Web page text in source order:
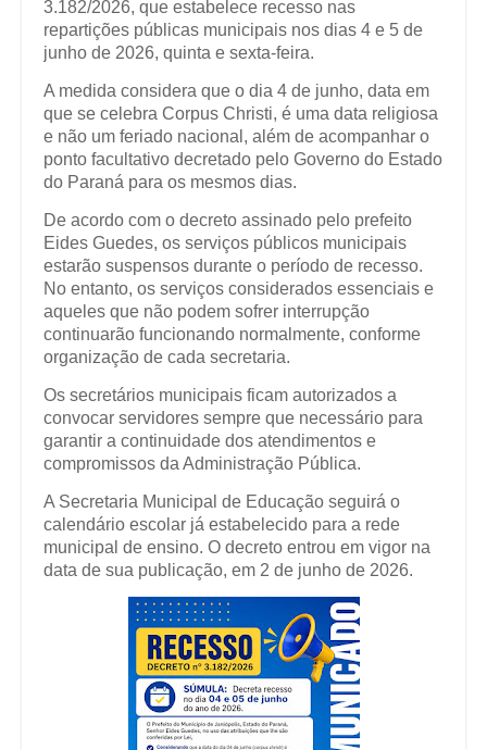
3.182/2026, que estabelece recesso nas
repartições públicas municipais nos dias 4 e 5 de
junho de 2026, quinta e sexta-feira.
A medida considera que o dia 4 de junho, data em
que se celebra Corpus Christi, é uma data religiosa
e não um feriado nacional, além de acompanhar o
ponto facultativo decretado pelo Governo do Estado
do Paraná para os mesmos dias.
De acordo com o decreto assinado pelo prefeito
Eides Guedes, os serviços públicos municipais
estarão suspensos durante o período de recesso.
No entanto, os serviços considerados essenciais e
aqueles que não podem sofrer interrupção
continuarão funcionando normalmente, conforme
organização de cada secretaria.
Os secretários municipais ficam autorizados a
convocar servidores sempre que necessário para
garantir a continuidade dos atendimentos e
compromissos da Administração Pública.
A Secretaria Municipal de Educação seguirá o
calendário escolar já estabelecido para a rede
municipal de ensino. O decreto entrou em vigor na
data de sua publicação, em 2 de junho de 2026.